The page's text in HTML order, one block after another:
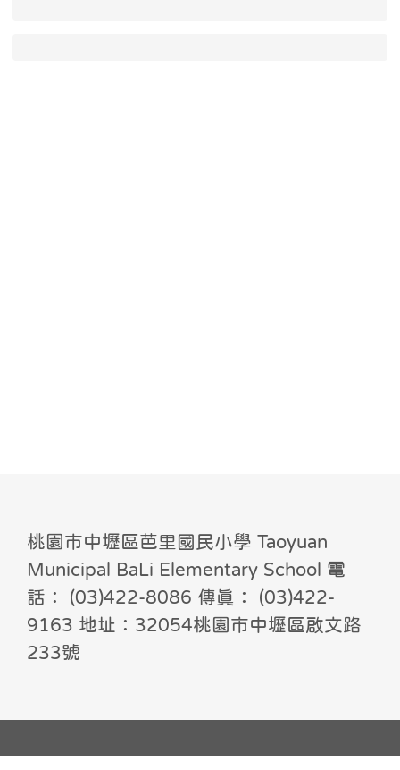
桃園市中壢區芭里國民小學 Taoyuan
Municipal BaLi Elementary School 電
話： (03)422-8086 傳真： (03)422-
9163 地址：32054桃園市中壢區啟文路
233號